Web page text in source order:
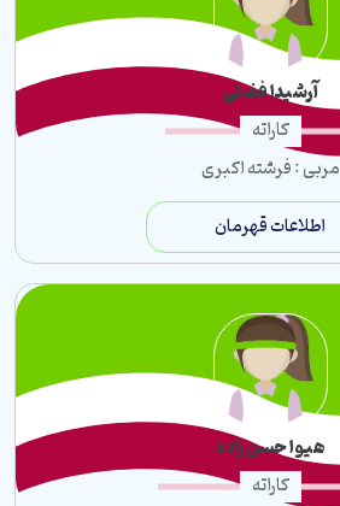
آرشیدا فضلی
کاراته
مربی : فرشته اکبری
اطلاعات قهرمان
هیوا حسن زاده
کاراته